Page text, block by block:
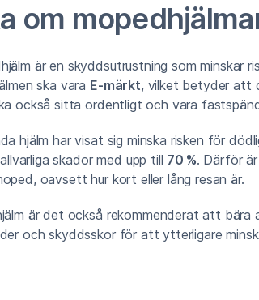
om
är en skyddsutrustning som minskar
ska vara E-märkt, vilket betyder att
också sitta ordentligt och vara
hjälm har visat sig minska risken för
skador med upp till 70 %. Därför
oavsett hur kort eller lång resan är.
är det också rekommenderat att bära
och skyddsskor för att ytterligare